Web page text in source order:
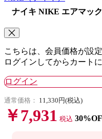
ナイキ NIKE エアマッ
こちらは、会員価格が設
ログインしてからカート
ログイン
通常価格： 11,330円(税込)
￥7,931 税込